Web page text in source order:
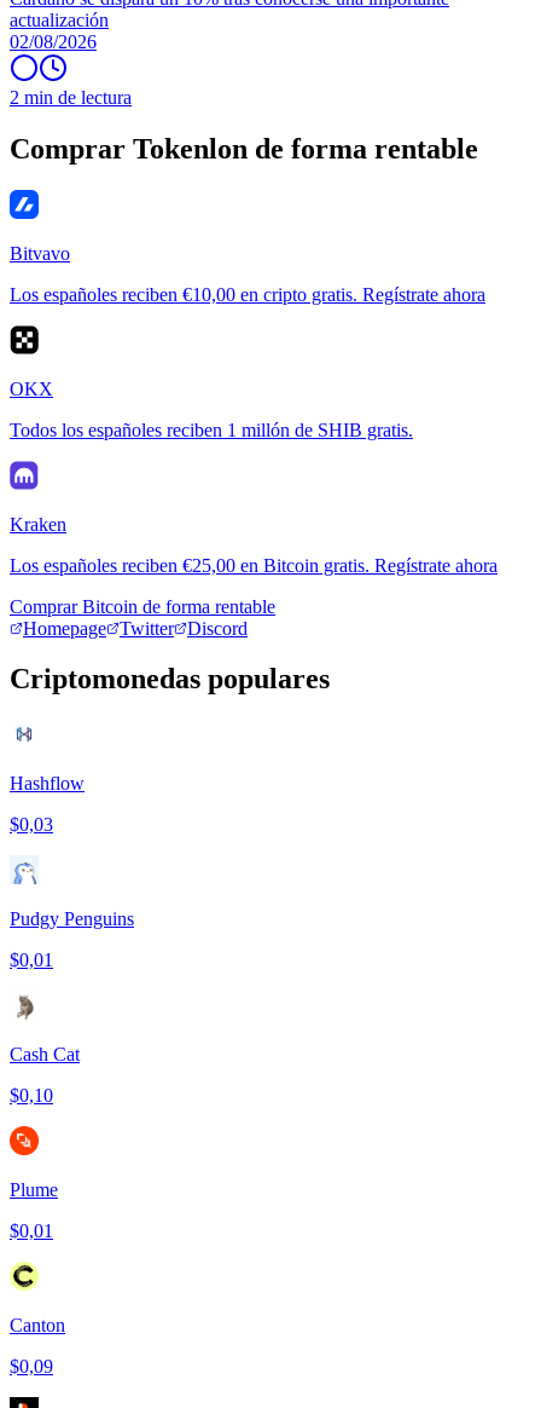
actualización
02/08/2026
2 min de lectura
Comprar Tokenlon de forma rentable
Bitvavo
Los españoles reciben €10,00 en cripto gratis. Regístrate ahora
OKX
Todos los españoles reciben 1 millón de SHIB gratis.
Kraken
Los españoles reciben €25,00 en Bitcoin gratis. Regístrate ahora
Comprar Bitcoin de forma rentable
Homepage
Twitter Discord
Criptomonedas populares
Hashflow
$0,03
Pudgy Penguins
$0,01
Cash Cat
$0,10
Plume
$0,01
Canton
$0,09